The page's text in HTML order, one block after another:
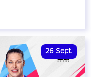
26 Sept.